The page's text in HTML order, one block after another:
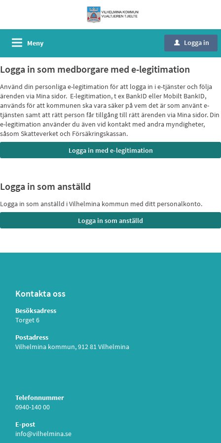
Meny u Logga in
Logga in som medborgare med e-legitimation
Använd din personliga e-legitimation för att logga in i e-tjänster och följa
ärenden via Mina sidor. E-legitimation, t ex BankID eller Mobilt BankID,
används för att kommunen ska vara säker på vem det är som använt e-
tjänsten samt att rätt person får tillgång till rätt ärenden via Mina sidor. Din
e-legitimation använder du även vid kontakt med andra myndigheter,
såsom Skatteverket och Försäkringskassan.
Logga in som anställd
Logga in som anställd i Vilhelmina kommun med ditt personalkonto.
Kontakta oss
Besöksadress
Torget 6
Postadress
Vilhelmina kommun, 912 81 Vilhelmina
Telefonnummer
0940-140 00
E-post
info@vilhelmina.se